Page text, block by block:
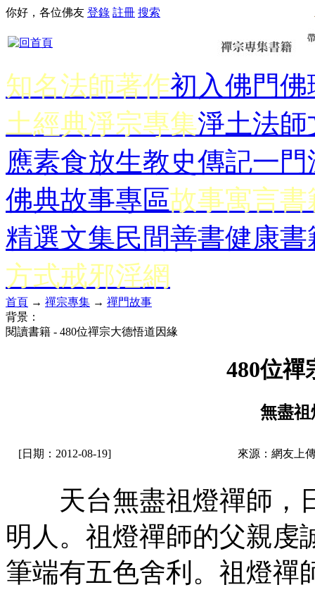
你好，各位佛友 登錄 註冊 搜索
知名法師著作初入佛門佛
土經典淨宗專集淨土法師
應素食放生教史傳記一門
佛典故事專區故事寓言書
精選文集民間善書健康書
方式戒邪淫網
首頁 → 禪宗專集 → 禪門故事
背景：
閱讀書籍 - 480位禪宗大德悟道因緣
480位禪
無盡祖
[日期：2012-08-19] 來源：網友上
天台無盡祖燈禪師，
明人。祖燈禪師的父親虔
筆端有五色舍利。祖燈禪